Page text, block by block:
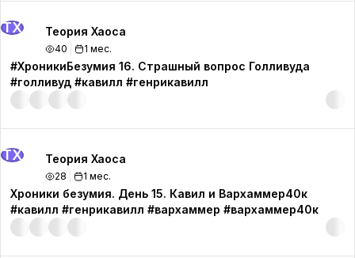
Кавилла - последнего оплота здравомыслия и
благоразумия в поехавшем корпоративном мире
больших студий.
ТХ Теория Хаоса
40 1 мес.
#ХроникиБезумия 16. Страшный вопрос Голливуда
#голливуд #кавилл #генрикавилл
ТХ Теория Хаоса
28 1 мес.
Хроники безумия. День 15. Кавил и Вархаммер40к
#кавилл #генрикавилл #вархаммер #вархаммер40к